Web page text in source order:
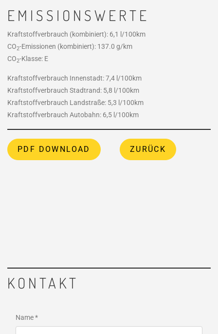
EMISSIONSWERTE
Kraftstoffverbrauch (kombiniert): 6,1 l/100km
CO2-Emissionen (kombiniert): 137.0 g/km
CO2-Klasse: E
Kraftstoffverbrauch Innenstadt:7,4 l/100km
Kraftstoffverbrauch Stadtrand: 5,8 l/100km
Kraftstoffverbrauch Landstraße: 5,3 l/100km
Kraftstoffverbrauch Autobahn: 6,5 l/100km
PDF DOWNLOAD ZURÜCK
KONTAKT
Name *